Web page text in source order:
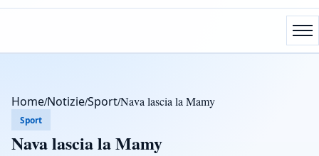
Home/Notizie/Sport/Nava lascia la Mamy
Sport
Nava lascia la Mamy